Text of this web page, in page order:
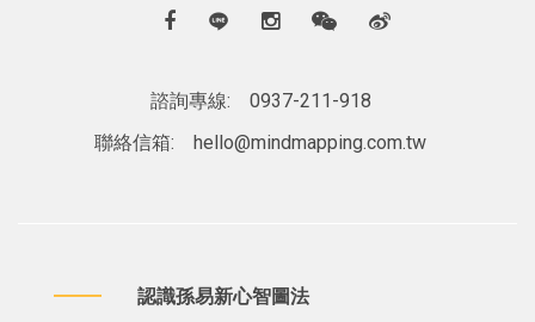
諮詢專線:
0937-211-918
聯絡信箱:
hello@mindmapping.com.tw
認識孫易新心智圖法